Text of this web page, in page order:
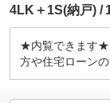
4LK＋1S(納戸)
★内覧できます★
方や住宅ローン